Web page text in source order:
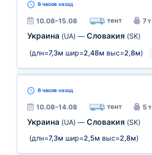
6 часов назад
10.08–15.08 тент 7 т
Украина (UA) — Словакия (SK)
(длн=7,3м шир=2,48м выс=2,8м)
6 часов назад
10.08–14.08 тент 5 т
Украина (UA) — Словакия (SK)
(длн=7,3м шир=2,5м выс=2,8м)